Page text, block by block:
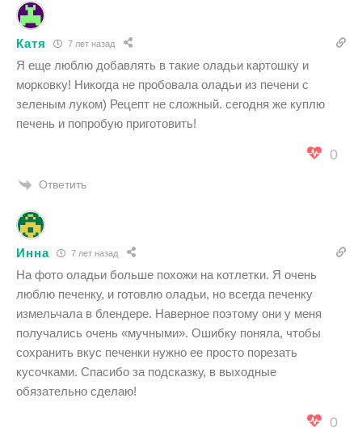
Катя 7 лет назад
Я еще люблю добавлять в такие оладьи картошку и
морковку! Никогда не пробовала оладьи из печени с
зеленым луком) Рецепт не сложный. сегодня же куплю
печень и попробую приготовить!
0
Ответить
Инна 7 лет назад
На фото оладьи больше похожи на котлетки. Я очень
люблю печенку, и готовлю оладьи, но всегда печенку
измельчала в блендере. Наверное поэтому они у меня
получались очень «мучными». Ошибку поняла, чтобы
сохранить вкус печенки нужно ее просто порезать
кусочками. Спасибо за подсказку, в выходные
обязательно сделаю!
0